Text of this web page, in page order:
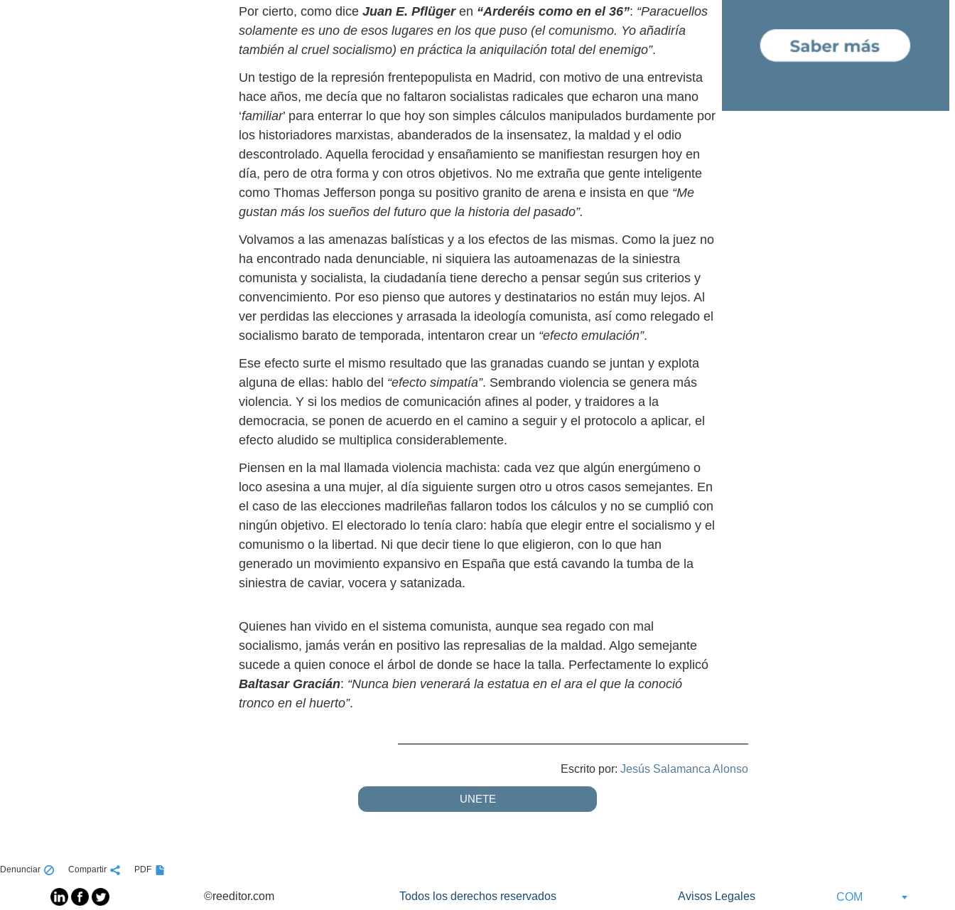
Por cierto, como dice Juan E. Pflügeren “Arderéis como en el 36”: “Paracuellos
solamente es uno de esos lugares en los que puso (el comunismo. Yo añadiría
también al cruel socialismo) en práctica la aniquilación total del enemigo”.
Un testigo de la represión frentepopulista en Madrid, con motivo de una entrevista
hace años, me decía que no faltaron socialistas radicales que echaron una mano
‘familiar’ para enterrar lo que hoy son simples cálculos manipulados burdamente por
los historiadores marxistas, abanderados de la insensatez, la maldad y el odio
descontrolado. Aquella ferocidad y ensañamiento se manifiestan resurgen hoy en
día, pero de otra forma y con otros objetivos. No me extraña que gente inteligente
como Thomas Jefferson ponga su positivo granito de arena e insista en que “Me
gustan más los sueños del futuro que la historia del pasado”.
Volvamos a las amenazas balísticas y a los efectos de las mismas. Como la juez no
ha encontrado nada denunciable, ni siquiera las autoamenazas de la siniestra
comunista y socialista, la ciudadanía tiene derecho a pensar según sus criterios y
convencimiento. Por eso pienso que autores y destinatarios no están muy lejos. Al
ver perdidas las elecciones y arrasada la ideología comunista, así como relegado el
socialismo barato de temporada, intentaron crear un “efecto emulación”.
Ese efecto surte el mismo resultado que las granadas cuando se juntan y explota
alguna de ellas: hablo del “efecto simpatía”. Sembrando violencia se genera más
violencia. Y si los medios de comunicación afines al poder, y traidores a la
democracia, se ponen de acuerdo en el camino a seguir y el protocolo a aplicar, el
efecto aludido se multiplica considerablemente.
Piensen en la mal llamada violencia machista: cada vez que algún energúmeno o
loco asesina a una mujer, al día siguiente surgen otro u otros casos semejantes. En
el caso de las elecciones madrileñas fallaron todos los cálculos y no se cumplió con
ningún objetivo. El electorado lo tenía claro: había que elegir entre el socialismo y el
comunismo o la libertad. Ni que decir tiene lo que eligieron, con lo que han
generado un movimiento expansivo en España que está cavando la tumba de la
siniestra de caviar, vocera y satanizada.
Quienes han vivido en el sistema comunista, aunque sea regado con mal
socialismo, jamás verán en positivo las represalias de la maldad. Algo semejante
sucede a quien conoce el árbol de donde se hace la talla. Perfectamente lo explicó
Baltasar Gracián: “Nunca bien venerará la estatua en el ara el que la conoció
tronco en el huerto”.
Escrito por: Jesús Salamanca Alonso
UNETE
Denunciar Compartir PDF
©reeditor.com Todos los derechos reservados Avisos Legales